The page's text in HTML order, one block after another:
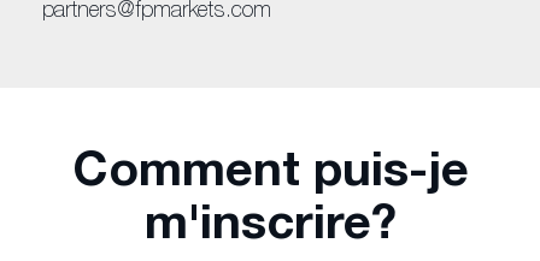
partners@fpmarkets.com
Comment puis-je
m'inscrire?